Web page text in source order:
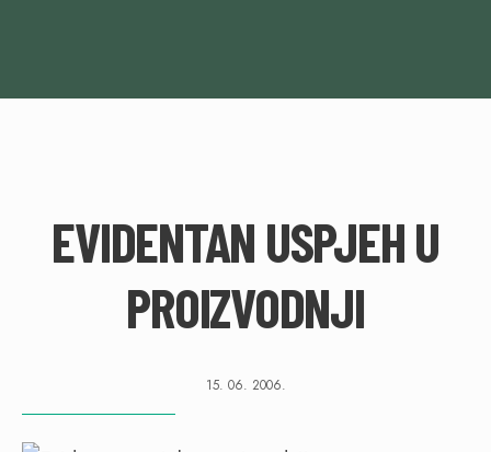
EVIDENTAN USPJEH U
PROIZVODNJI
15. 06. 2006.